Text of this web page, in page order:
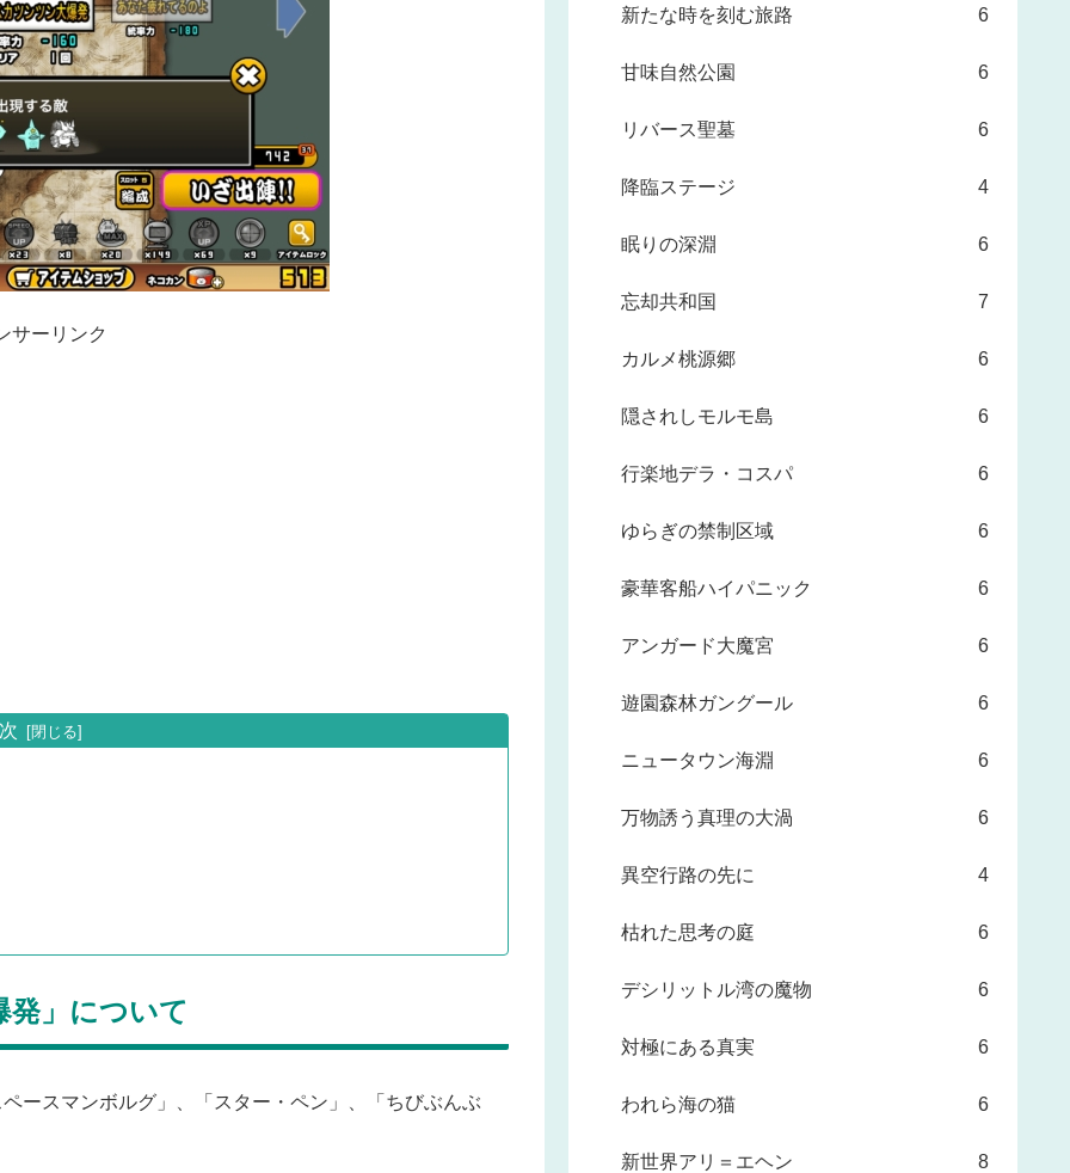
サーリンク
」について
ースマンボルグ」、「スター・ペン」、「ちびぶんぶ
新たな時を刻む旅路 6
甘味自然公園 6
リバース聖墓 6
降臨ステージ 4
眠りの深淵 6
忘却共和国 7
カルメ桃源郷 6
隠されしモルモ島 6
行楽地デラ・コスパ 6
ゆらぎの禁制区域 6
豪華客船ハイパニック 6
アンガード大魔宮 6
遊園森林ガングール 6
ニュータウン海淵 6
万物誘う真理の大渦 6
異空行路の先に 4
枯れた思考の庭 6
デシリットル湾の魔物 6
対極にある真実 6
われら海の猫 6
新世界アリ＝エヘン 8